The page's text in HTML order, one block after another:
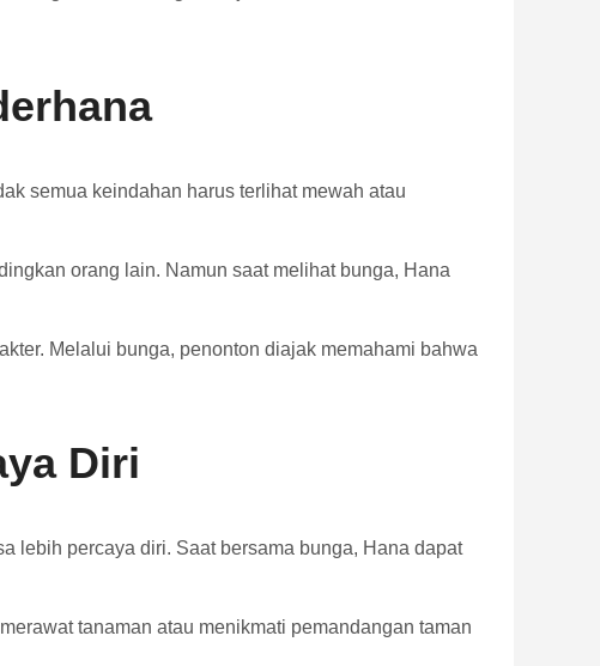
semua keindahan harus terlihat mewah atau
orang lain. Namun saat melihat bunga, Hana
Melalui bunga, penonton diajak memahami bahwa
Diri
lebih percaya diri. Saat bersama bunga, Hana dapat
tanaman atau menikmati pemandangan taman